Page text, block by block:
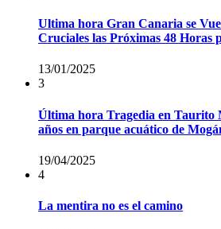
Ultima hora Gran Canaria se
Cruciales las Próximas 48 Horas
13/01/2025
3
Última hora Tragedia en Taurito
años en parque acuático de
19/04/2025
4
La mentira no es el camino